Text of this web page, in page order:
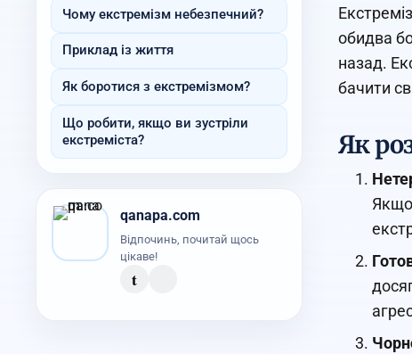
Чому екстремізм небезпечний?
Приклад із життя
Як боротися з екстремізмом?
Що робити, якщо ви зустріли
екстреміста?
qanapa.com
Відпочинь, почитай щось
цікаве!
t
обидва
назад.
бачити
Як
Якщо